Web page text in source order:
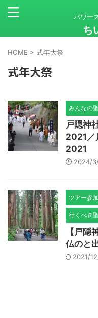
パワー
ち
HOME > 式年大祭
式年大祭
みんなの
戸隠神
2021／
2021
2024/
ツアー参
行くべき
【戸隠
仏のと
2021/